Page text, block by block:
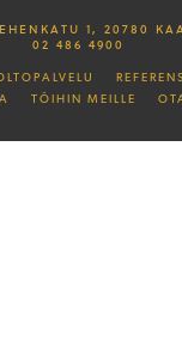
1, 20780
02 486 4900
TÖIHIN MEILLE